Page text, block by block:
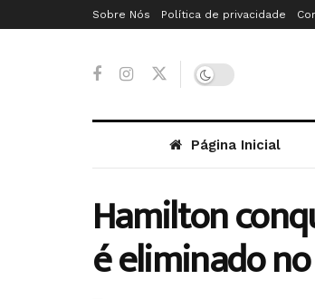
Sobre Nós Política de privacidade
Página Inicial
Hamilton
é eliminado